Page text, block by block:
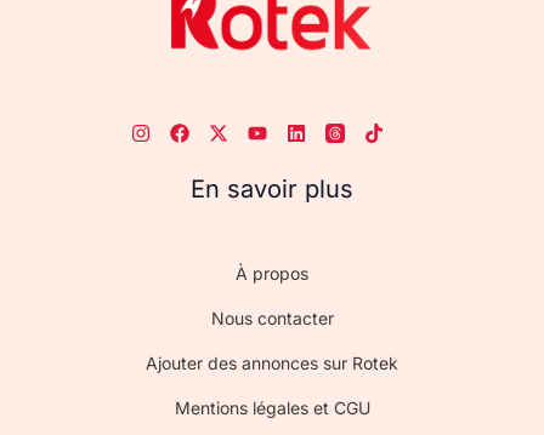
En savoir plus
À propos
Nous contacter
Ajouter des annonces sur Rotek
Mentions légales et CGU